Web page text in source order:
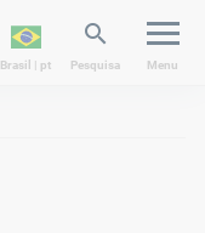
Brasil | pt Pesquisa Menu